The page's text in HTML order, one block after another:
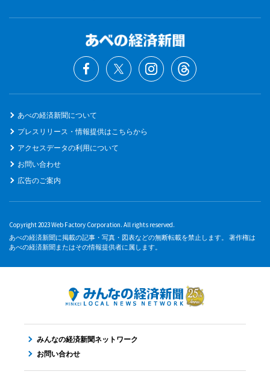
あべの経済新聞について
プレスリリース・情報提供はこちらから
アクセスデータの利用について
お問い合わせ
広告のご案内
Copyright 2023 Web Factory Corporation. All rights reserved.
あべの経済新聞に掲載の記事・写真・図表などの無断転載を禁止します。 著作権は
あべの経済新聞またはその情報提供者に属します。
みんなの経済新聞ネットワーク
お問い合わせ